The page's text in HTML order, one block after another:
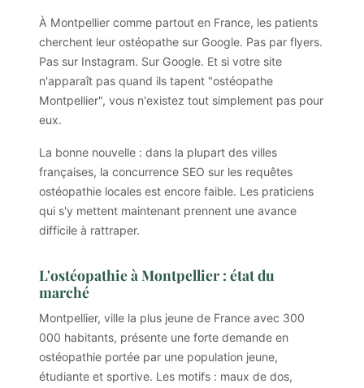
À Montpellier comme partout en France, les patients
cherchent leur ostéopathe sur Google. Pas par flyers.
Pas sur Instagram. Sur Google. Et si votre site
n'apparaît pas quand ils tapent "ostéopathe
Montpellier", vous n'existez tout simplement pas pour
eux.
La bonne nouvelle : dans la plupart des villes
françaises, la concurrence SEO sur les requêtes
ostéopathie locales est encore faible. Les praticiens
qui s'y mettent maintenant prennent une avance
difficile à rattraper.
L'ostéopathie à Montpellier : état du
marché
Montpellier, ville la plus jeune de France avec 300
000 habitants, présente une forte demande en
ostéopathie portée par une population jeune,
étudiante et sportive. Les motifs : maux de dos,